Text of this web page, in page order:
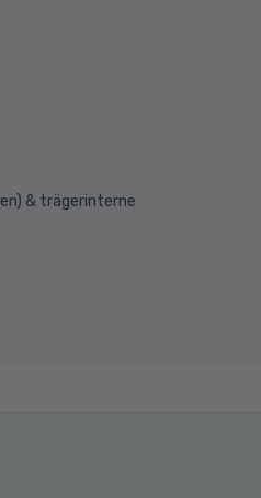
& trägerinterne